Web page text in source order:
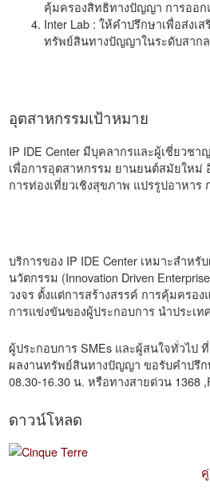
คุ้มครองสิทธิทางปัญญา การออ
Inter Lab : ให้คำปรึกษาเพื่อส่งเ
ทรัพย์สินทางปัญญาในระดับสาก
อุตสาหกรรมเป้าหมาย
IP IDE Center มีบุคลากรและผู้เชี่ยวช
เพื่อการอุตสาหกรรม ยานยนต์สมัยใหม่
การท่องเที่ยวเชิงสุขภาพ แปรรูปอาหา
บริการของ IP IDE Center เหมาะสำห
นวัตกรรม (Innovation Driven
วงจร ตั้งแต่การสร้างสรรค์ การคุ้มคร
การแข่งขันของผู้ประกอบการ นำประเ
ผู้ประกอบการ SMEs และผู้สนใจทั่วไ
ผลงานทรัพย์สินทางปัญญา ขอรับคำปรึ
08.30-16.30 น. หรือทางสายด่วน 1368
ดาวน์โหลด